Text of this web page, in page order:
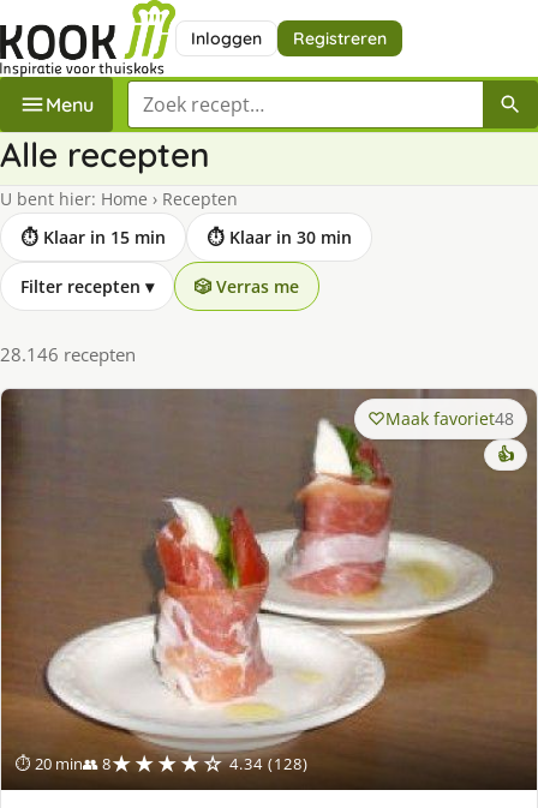
Inloggen Registreren
Menu Zoek een recept
Alle recepten
U bent hier: Home › Recepten
⏱ Klaar in 15 min
⏱ Klaar in 30 min
Filter recepten ▾ 🎲 Verras me
28.146 recepten
⏱ 20 min👥 8★★★★☆ 4.34 (128)
Maak favoriet48
👍